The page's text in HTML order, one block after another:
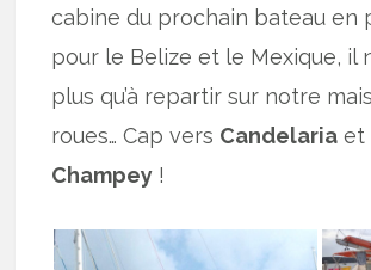
cabine du prochain bateau en
pour le Belize et le Mexique, il
plus qu’à repartir sur notre
roues… Cap vers Candelaria et
Champey !